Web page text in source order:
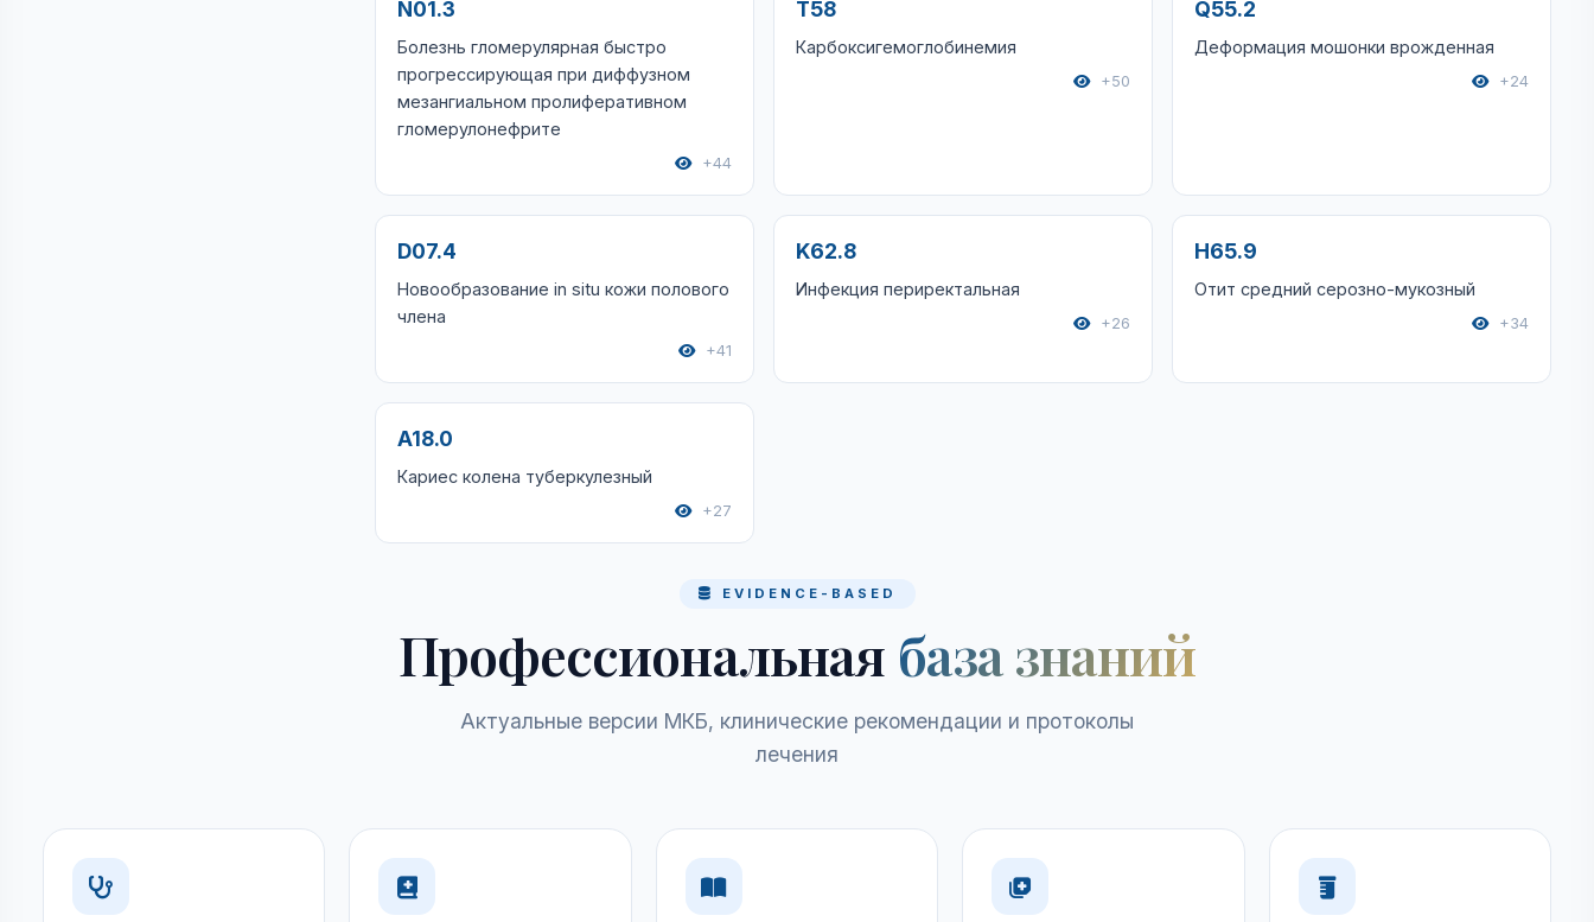
N01.3
Болезнь гломерулярная быстро
прогрессирующая при диффузном
мезангиальном пролиферативном
гломерулонефрите
+44
T58
Карбоксигемоглобинемия
+50
Q55.2
Деформация мошонки врожденная
+24
D07.4
Новообразование in situ кожи полового
члена
+41
K62.8
Инфекция периректальная
+26
H65.9
Отит средний серозно-мукозный
+34
A18.0
Кариес колена туберкулезный
+27
EVIDENCE-BASED
Профессиональная база знаний
Актуальные версии МКБ, клинические рекомендации и протоколы
лечения